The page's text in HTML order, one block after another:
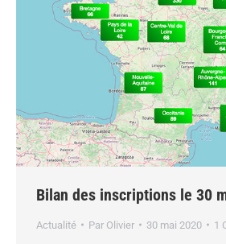
Bilan des inscriptions le 30
Actualité Par Olivier 30 mai 2020 1